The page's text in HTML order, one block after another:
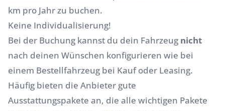
km pro Jahr zu buchen.
Keine Individualisierung!
Bei der Buchung kannst du dein Fahrzeug nicht
nach deinen Wünschen konfigurieren wie bei
einem Bestellfahrzeug bei Kauf oder Leasing.
Häufig bieten die Anbieter gute
Ausstattungspakete an, die alle wichtigen Pakete